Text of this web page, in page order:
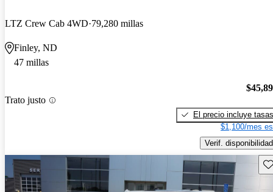
LTZ Crew Cab 4WD 79,280 millas
Finley, ND
47 millas
Trato justo
El precio incluye tasas
$1,100/mes
Verif. disponibilidad